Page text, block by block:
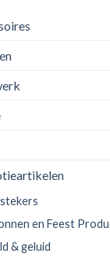
en Feest
& geluid